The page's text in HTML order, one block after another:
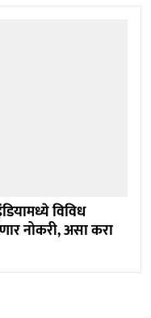
विविध
नोकरी, असा करा